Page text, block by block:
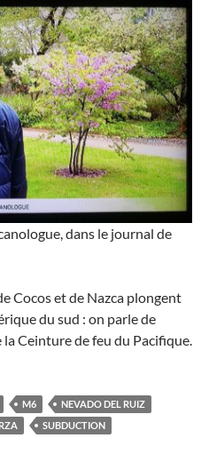
dans le journal de
Cocos et de Nazca plongent
du sud : on parle de
Ceinture de feu du Pacifique.
M6
NEVADO DEL RUIZ
SUBDUCTION